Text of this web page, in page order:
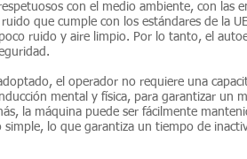
con el medio ambiente, con las
que cumple con los estándares de la
ruido y aire limpio. Por lo tanto, el
el operador no requiere una
mental y física, para garantizar un
la máquina puede ser fácilmente
lo que garantiza un tiempo de